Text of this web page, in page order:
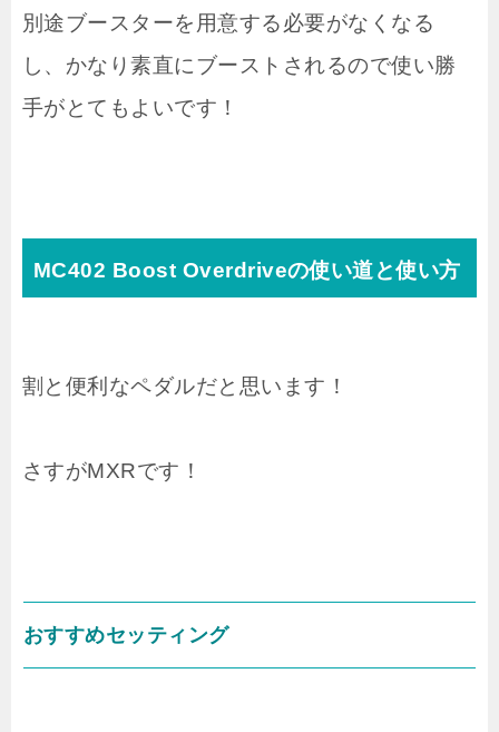
別途ブースターを用意する必要がなくなる
し、かなり素直にブーストされるので使い勝
手がとてもよいです！
MC402 Boost Overdriveの使い道と使い方
割と便利なペダルだと思います！
さすがMXRです！
おすすめセッティング